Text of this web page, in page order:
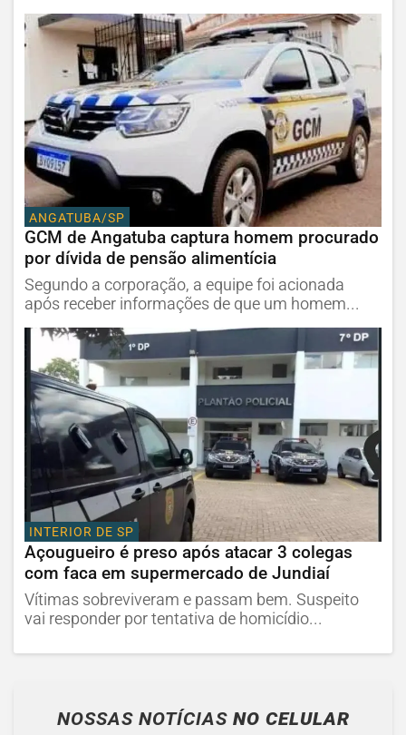
ANGATUBA/SP
GCM de Angatuba captura homem procurado
por dívida de pensão alimentícia
Segundo a corporação, a equipe foi acionada
após receber informações de que um homem...
INTERIOR DE SP
Açougueiro é preso após atacar 3 colegas
com faca em supermercado de Jundiaí
Vítimas sobreviveram e passam bem. Suspeito
vai responder por tentativa de homicídio...
NOSSAS NOTÍCIAS NO CELULAR